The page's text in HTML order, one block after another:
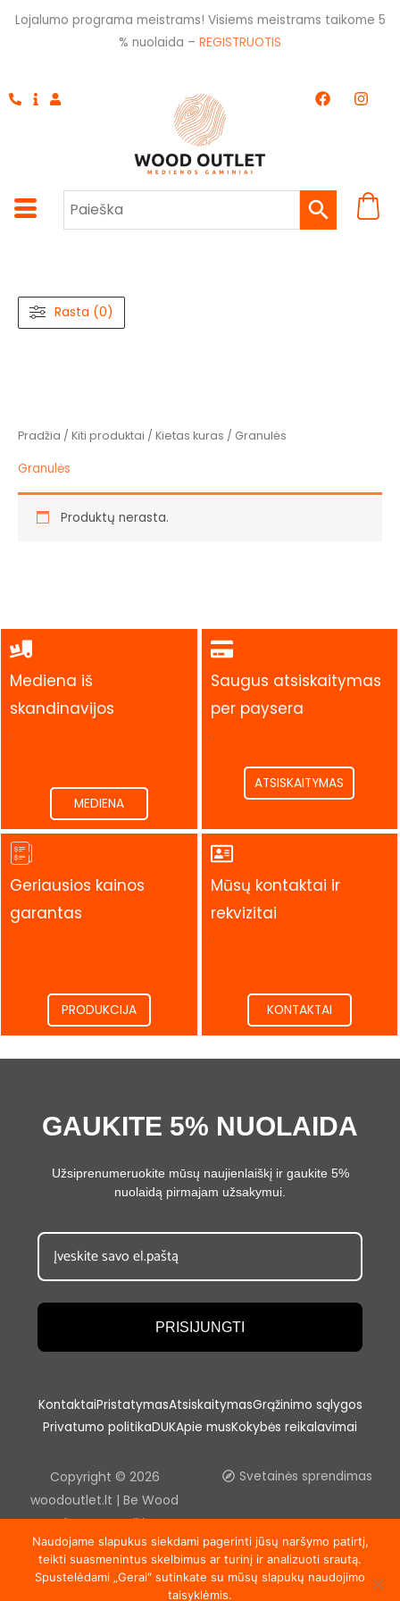
Pereiti
Lojalumo programa meistrams! Visiems meistrams taikome 5
% nuolaida – REGISTRUOTIS
F
a
k
I
n
a
m
Rasta (0)
Pradžia / Kiti produktai / Kietas kuras / Granulės
Granulės
Produktų nerasta.
Mediena iš
skandinavijos
.
MEDIENA
Saugus atsiskaitymas
per paysera
.
ATSISKAITYMAS
Geriausios kainos
garantas
.
PRODUKCIJA
Mūsų kontaktai ir
rekvizitai
.
KONTAKTAI
GAUKITE 5% NUOLAIDA
Užsiprenumeruokite mūsų naujienlaiškį ir gaukite 5%
nuolaidą pirmajam užsakymui.
PRISIJUNGTI
KontaktaiPristatymasAtsiskaitymasGrąžinimo sąlygos
Privatumo politikaDUKApie musKokybės reikalavimai
Copyright © 2026
woodoutlet.lt | Be Wood
outlet, UAB sutikimo
draudžiama kopijuoti ir platinti
svetainėje esančią
Svetainės sprendimas
Naudojame slapukus siekdami pagerinti jūsų naršymo patirtį,
teikti suasmenintus skelbimus ar turinį ir analizuoti srautą.
Spustelėdami „Gerai“ sutinkate su mūsų slapukų naudojimo
taisyklėmis.